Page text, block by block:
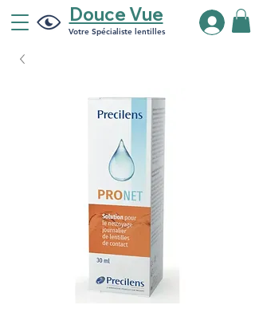
Douce Vue
Votre Spécialiste lentilles